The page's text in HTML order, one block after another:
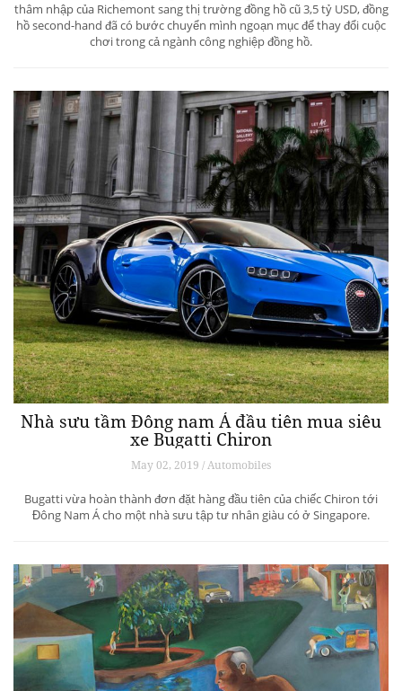
thâm nhập của Richemont sang thị trường đồng hồ cũ 3,5 tỷ USD, đồng
hồ second-hand đã có bước chuyển mình ngoạn mục để thay đổi cuộc
chơi trong cả ngành công nghiệp đồng hồ.
Nhà sưu tầm Đông nam Á đầu tiên mua siêu
xe Bugatti Chiron
May 02, 2019 / Automobiles
Bugatti vừa hoàn thành đơn đặt hàng đầu tiên của chiếc Chiron tới
Đông Nam Á cho một nhà sưu tập tư nhân giàu có ở Singapore.